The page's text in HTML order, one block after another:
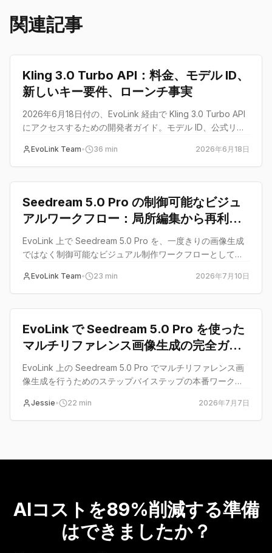
関連記事
Kling 3.0 Turbo API：料金、モデル ID、
新しいキー要件、ローンチ事実
2026年6月18日付の、EvoLink 経由で Kling 3.0 Turbo API
にアクセスするための開発者ガイド。モデル ID、公式リス
件を含みます。
EvoLink Team• 36 min
2026年6月18日
guide
Seedream 5.0 Pro の制御可能なビジュ
アルワークフロー：局所編集から再利用
可能なアセットへ
EvoLink 上で Seedream 5.0 Pro を、一度きりの画像生成
ではなく制御可能なビジュアル制作ワークフローとして使
EvoLink Team• 23 min
2026年7月10日
guide
EvoLink で Seedream 5.0 Pro を使った
マルチリファレンス画像生成の完全ガイ
ド
EvoLink 上の Seedream 5.0 Pro でマルチリファレンス画
像生成を行うためのステップバイステップの本番ワークフ
択、コスト設計、ロールアウトのガードレールを解説しま
す。
Jessie• 22 min 2026年7月7日
AIコストを89%削減する準備
はできましたか？